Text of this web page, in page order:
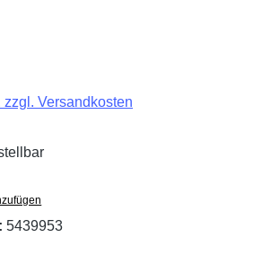
Versandkosten
5439953